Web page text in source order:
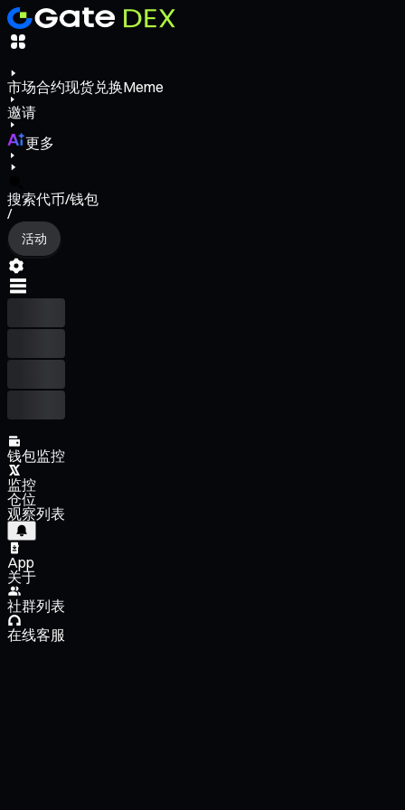
市场合约现货兑换Meme
邀请
更多
搜索代币/钱包
/
活动
钱包监控
监控
仓位
观察列表
App
关于
社群列表
在线客服